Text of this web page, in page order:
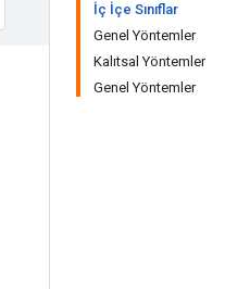
İç İçe Sınıflar
Genel Yöntemler
Kalıtsal Yöntemler
Genel Yöntemler